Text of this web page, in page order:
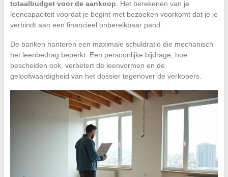
totaalbudget voor de aankoop. Het berekenen van je
leencapaciteit voordat je begint met bezoeken voorkomt dat je je
verbindt aan een financieel onbereikbaar pand.
De banken hanteren een maximale schuldratio die mechanisch
het leenbedrag beperkt. Een persoonlijke bijdrage, hoe
bescheiden ook, verbetert de leenvormen en de
geloofwaardigheid van het dossier tegenover de verkopers.